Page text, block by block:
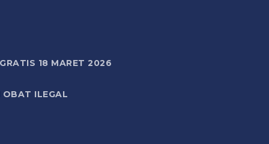
18 MARET 2026
OBAT ILEGAL